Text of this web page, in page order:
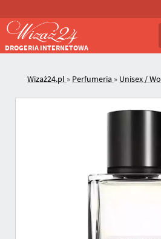
DROGERIA INTERNETOWA
Wizaż24.pl » Perfumeria » Unisex /